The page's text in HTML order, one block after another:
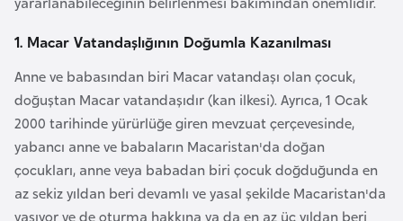
1. Macar Vatandaşlığının Doğumla Kazanılması
Anne ve babasından biri Macar vatandaşı olan çocuk,
doğuştan Macar vatandaşıdır (kan ilkesi). Ayrıca, 1 Ocak
2000 tarihinde yürürlüğe giren mevzuat çerçevesinde,
yabancı anne ve babaların Macaristan'da doğan
çocukları, anne veya babadan biri çocuk doğduğunda en
az sekiz yıldan beri devamlı ve yasal şekilde Macaristan'da
yaşıyor ve de oturma hakkına ya da en az üç yıldan beri
y
c
n
B